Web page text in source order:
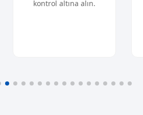
kontrol altına alın.